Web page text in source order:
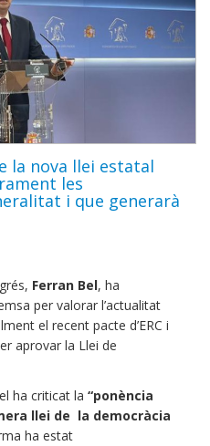
la nova llei estatal
les
i que generarà
Ferran Bel, ha
per valorar l’actualitat
el recent pacte d’ERC i
aprovar la Llei de
ha criticat la “ponència
llei de la democràcia
ha estat